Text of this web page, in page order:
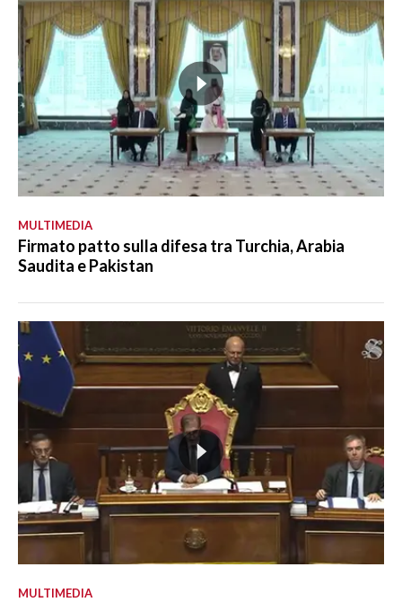
MULTIMEDIA
Firmato patto sulla difesa tra Turchia, Arabia
Saudita e Pakistan
MULTIMEDIA